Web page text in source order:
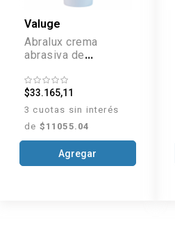
Valuge
Abralux crema
abrasiva de
$33.165,11
3 cuotas sin interés
de $11055.04
Agregar